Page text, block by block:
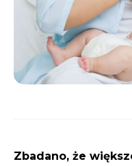
Zbadano, że